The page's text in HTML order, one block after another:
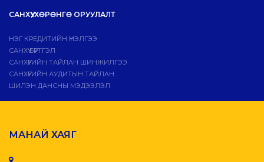
САНХҮҮ, ХӨРӨНГӨ ОРУУЛАЛТ
НЭГ КРЕДИТИЙН ҮНЭЛГЭЭ
САНХҮҮ БҮРТГЭЛ
САНХҮҮГИЙН ТАЙЛАН ШИНЖИЛГЭЭ
САНХҮҮГИЙН АУДИТЫН ТАЙЛАН
ШИЛЭН ДАНСНЫ МЭДЭЭЛЭЛ
МАНАЙ ХАЯГ